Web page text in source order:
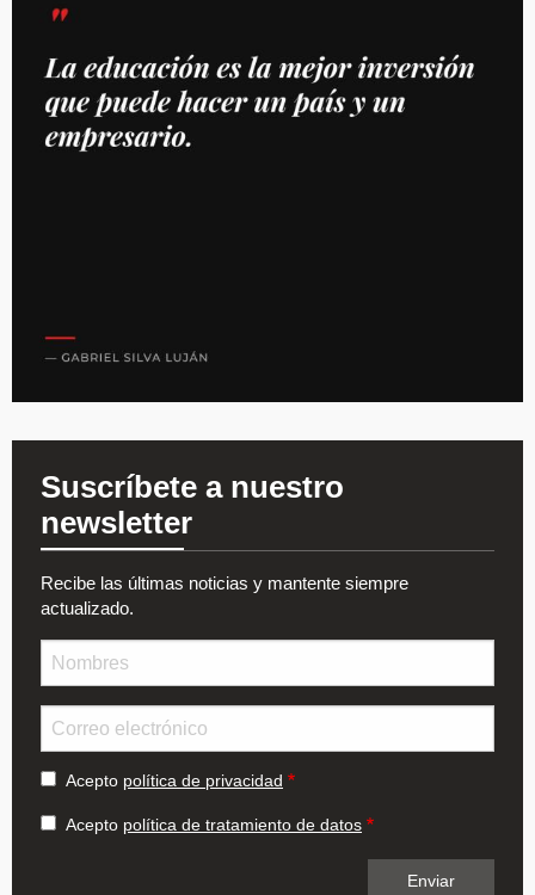
Suscríbete a nuestro
newsletter
Recibe las últimas noticias y mantente siempre
actualizado.
Acepto política de privacidad
Acepto política de tratamiento de datos